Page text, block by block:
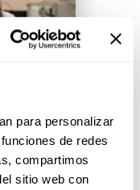
para personalizar
de redes
compartimos
sitio web con
que